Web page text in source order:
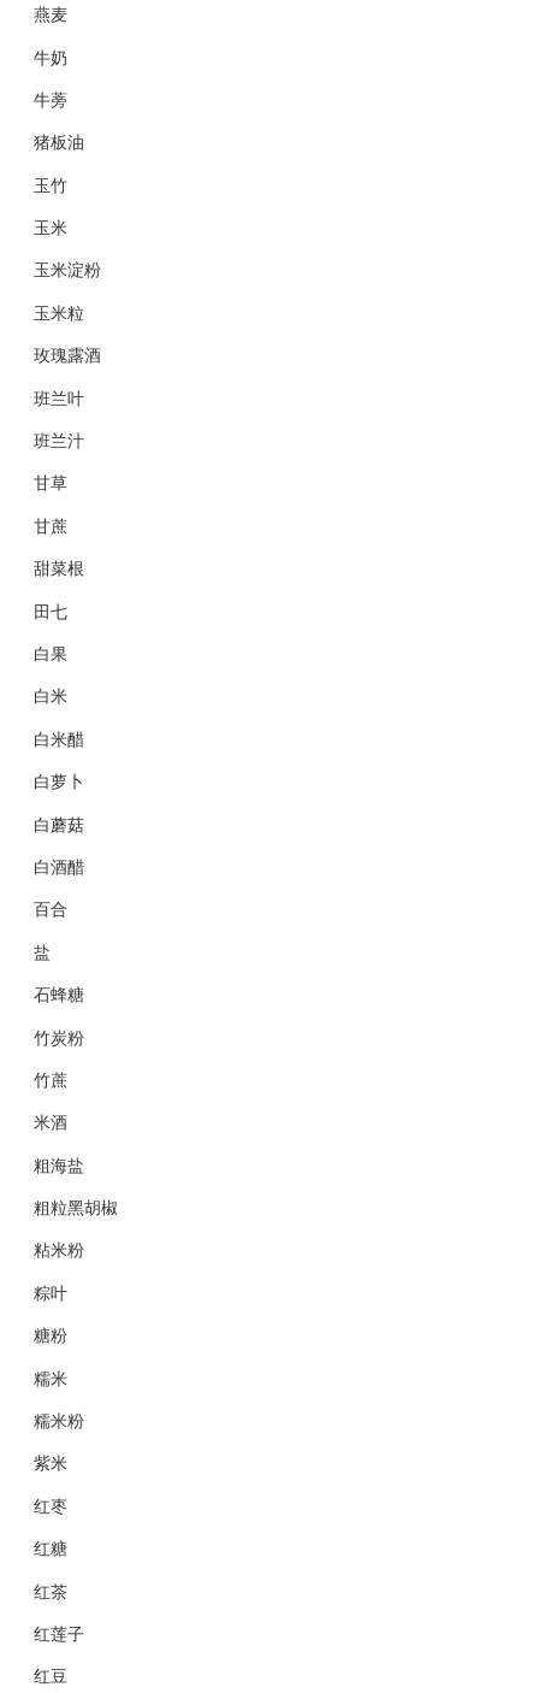
燕麦
牛奶
牛蒡
猪板油
玉竹
玉米
玉米淀粉
玉米粒
玫瑰露酒
班兰叶
班兰汁
甘草
甘蔗
甜菜根
田七
白果
白米
白米醋
白萝卜
白蘑菇
白酒醋
百合
盐
石蜂糖
竹炭粉
竹蔗
米酒
粗海盐
粗粒黑胡椒
粘米粉
粽叶
糖粉
糯米
糯米粉
紫米
红枣
红糖
红茶
红莲子
红豆